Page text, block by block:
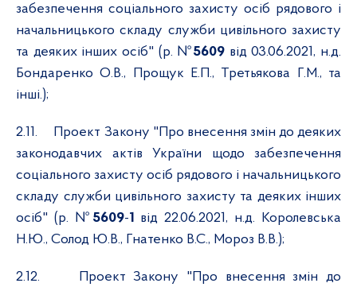
забезпечення соціального захисту осіб рядового і
начальницького складу служби цивільного захисту
та деяких інших осіб" (р. №5609 від 03.06.2021, н.д.
Бондаренко О.В., Прощук Е.П., Третьякова Г.М., та
інші.);
2.11.
Проект Закону "Про внесення змін до деяких
законодавчих актів України щодо забезпечення
соціального захисту осіб рядового і начальницького
складу служби цивільного захисту та деяких інших
осіб" (р. № 5609-1
від 22.06.2021, н.д. Королевська
Н.Ю., Солод Ю.В., Гнатенко В.С., Мороз В.В.);
2.12. Проект Закону "Про внесення змін до